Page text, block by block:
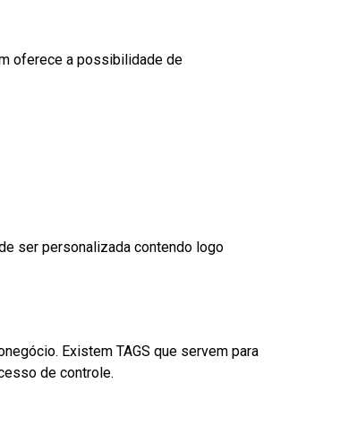
oferece a possibilidade de
ser personalizada contendo logo
Existem TAGS que servem para
de controle.